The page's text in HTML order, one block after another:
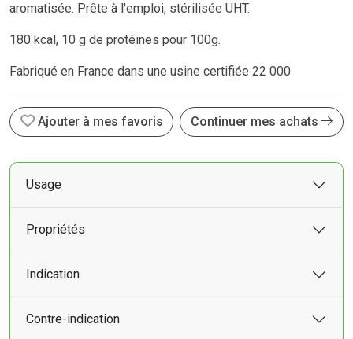
aromatisée. Prête à l'emploi, stérilisée UHT.
180 kcal, 10 g de protéines pour 100g.
Fabriqué en France dans une usine certifiée 22 000
Ajouter à mes favoris Continuer mes achats
Usage
Propriétés
Indication
Contre-indication